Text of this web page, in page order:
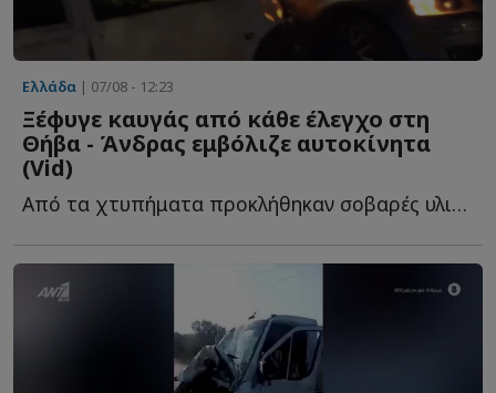
Ελλάδα | 07/08 - 12:23
Ξέφυγε καυγάς από κάθε έλεγχο στη
Θήβα - Άνδρας εμβόλιζε αυτοκίνητα
(Vid)
Από τα χτυπήματα προκλήθηκαν σοβαρές υλικές ζημιές σ...